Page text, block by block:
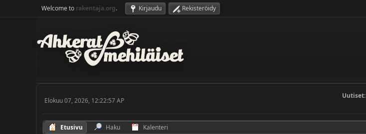
Welcome to rakentaja.org. Kirjaudu Rekisteröidy
Elokuu 07, 2026, 12:22:57 AP
Uutiset:
Etusivu Haku Kalenteri